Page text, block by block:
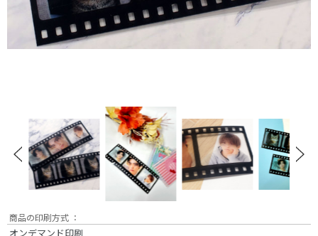
商品の印刷方式 ：
オンデマンド印刷